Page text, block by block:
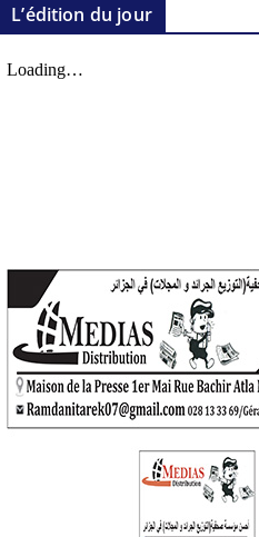
L’édition du jour